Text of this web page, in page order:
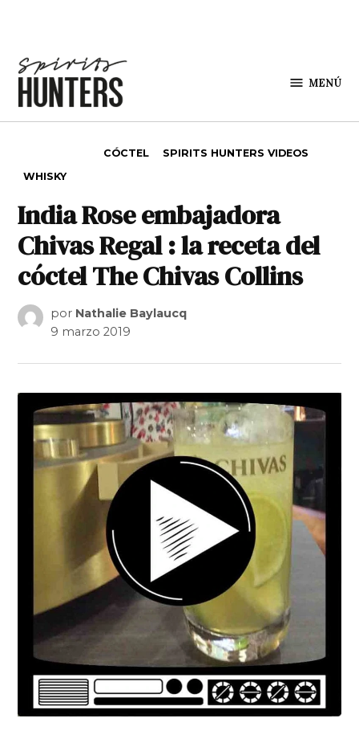
MENÚ
CÓCTEL
SPIRITS HUNTERS VIDEOS
WHISKY
India Rose embajadora
Chivas Regal : la receta del
cóctel The Chivas Collins
por Nathalie Baylaucq
9 marzo 2019